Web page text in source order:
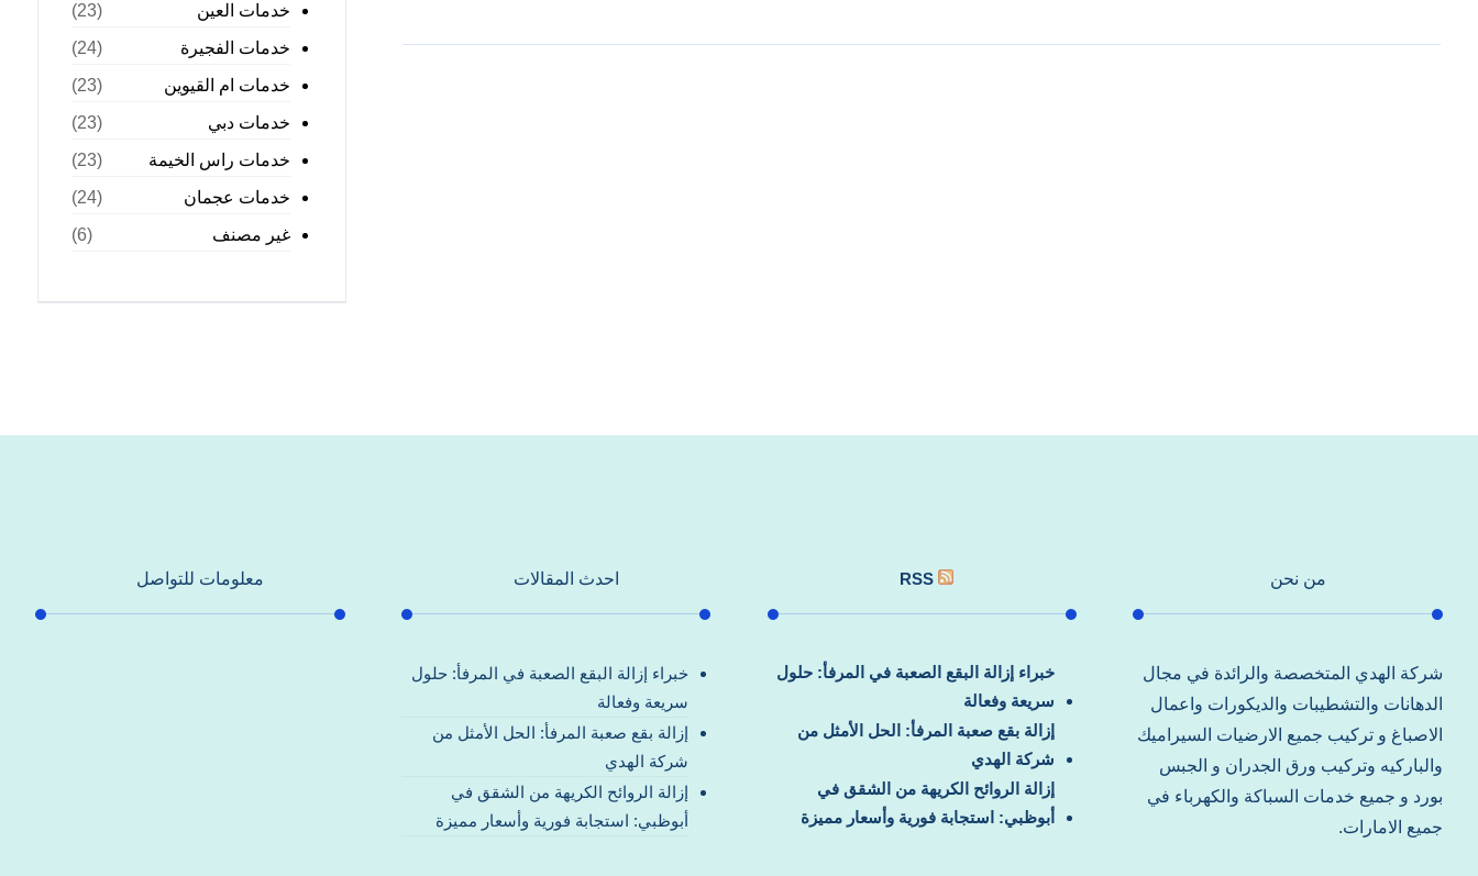
خدمات العين
(23)
خدمات الفجيرة
(24)
خدمات ام القيوين
(23)
خدمات دبي
(23)
خدمات راس الخيمة
(23)
خدمات عجمان
(24)
غير مصنف
(6)
من نحن
شركة الهدي المتخصصة والرائدة في مجال
الدهانات والتشطيبات والديكورات واعمال
الاصباغ و تركيب جميع الارضيات السيراميك
والباركيه وتركيب ورق الجدران و الجبس
بورد و جميع خدمات السباكة والكهرباء في
جميع الامارات.
RSS
خبراء إزالة البقع الصعبة في المرفأ: حلول
سريعة وفعالة
إزالة بقع صعبة المرفأ: الحل الأمثل من
شركة الهدي
إزالة الروائح الكريهة من الشقق في
أبوظبي: استجابة فورية وأسعار مميزة
احدث المقالات
خبراء إزالة البقع الصعبة في المرفأ: حلول
سريعة وفعالة
إزالة بقع صعبة المرفأ: الحل الأمثل من
شركة الهدي
إزالة الروائح الكريهة من الشقق في
أبوظبي: استجابة فورية وأسعار مميزة
معلومات للتواصل